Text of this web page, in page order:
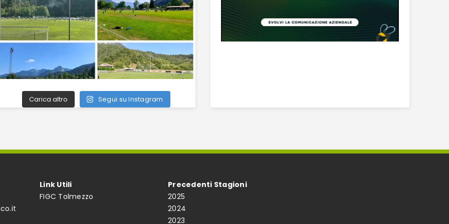
Carica altro Segui su Instagram
Link Utili
FIGC Tolmezzo
Precedenti Stagioni
2025
2024
2023